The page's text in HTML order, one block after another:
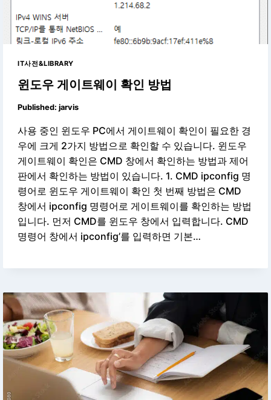
IT사전&LIBRARY
윈도우 게이트웨이 확인 방법
Published: jarvis
사용 중인 윈도우 PC에서 게이트웨이 확인이 필요한 경
우에 크게 2가지 방법으로 확인할 수 있습니다. 윈도우
게이트웨이 확인은 CMD 창에서 확인하는 방법과 제어
판에서 확인하는 방법이 있습니다. 1. CMD ipconfig 명
령어로 윈도우 게이트웨이 확인 첫 번째 방법은 CMD
창에서 ipconfig 명령어로 게이트웨이를 확인하는 방법
입니다. 먼저 CMD를 윈도우 창에서 입력합니다. CMD
명령어 창에서 ipconfig’를 입력하면 기본…